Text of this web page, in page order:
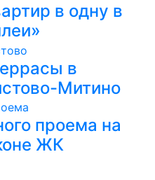
в одну в
в
Митино
проема на
ЖК